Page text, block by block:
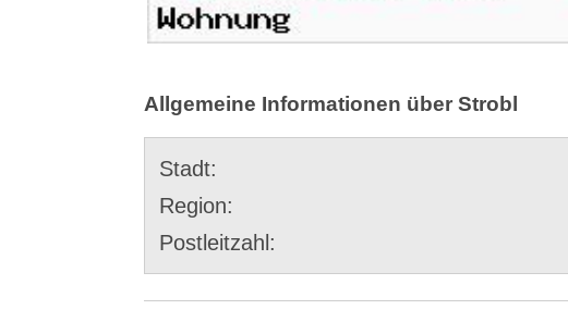
Allgemeine Informationen über Strobl
Stadt:
Region:
Postleitzahl: